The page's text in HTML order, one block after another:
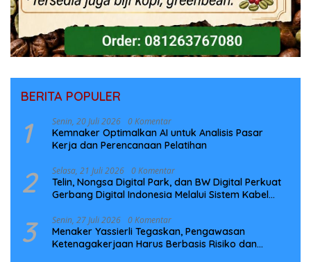
BERITA POPULER
1 Senin, 20 Juli 2026 0 Komentar
Kemnaker Optimalkan AI untuk Analisis Pasar
Kerja dan Perencanaan Pelatihan
2 Selasa, 21 Juli 2026 0 Komentar
Telin, Nongsa Digital Park, dan BW Digital Perkuat
Gerbang Digital Indonesia Melalui Sistem Kabel
3 Senin, 27 Juli 2026 0 Komentar
Menaker Yassierli Tegaskan, Pengawasan
Ketenagakerjaan Harus Berbasis Risiko dan